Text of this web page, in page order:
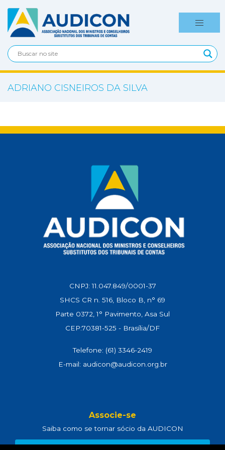
ADRIANO CISNEIROS DA SILVA
CNPJ: 11.047.849/0001-37
SHCS CR n. 516, Bloco B, n° 69
Parte 0372, 1° Pavimento, Asa Sul
CEP:70381-525 - Brasília/DF
Telefone: (61) 3346-2419
E-mail: audicon@audicon.org.br
Associe-se
Saiba como se tornar sócio da AUDICON